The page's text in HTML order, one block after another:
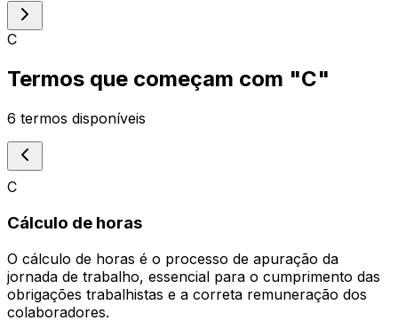
C
Termos que começam com "C"
6 termos disponíveis
C
Cálculo de horas
O cálculo de horas é o processo de apuração da
jornada de trabalho, essencial para o cumprimento das
obrigações trabalhistas e a correta remuneração dos
colaboradores.